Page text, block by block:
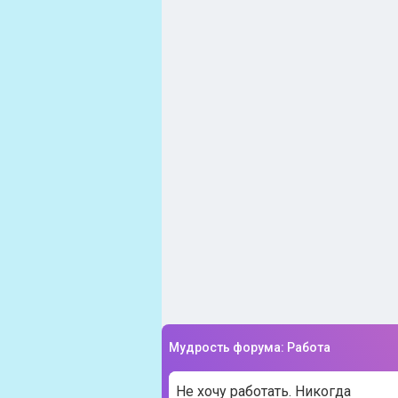
Мудрость форума: Работа
Не хочу работать. Никогда